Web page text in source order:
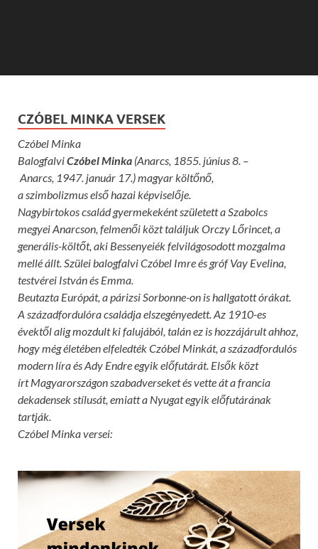
CZÓBEL MINKA VERSEK
Czóbel Minka
BalogfalviCzóbel Minka (Anarcs, 1855. június 8. –
Anarcs, 1947. január 17.) magyar költőnő,
a szimbolizmus első hazai képviselője.
Nagybirtokos család gyermekeként született a Szabolcs
megyei Anarcson, felmenői közt találjuk Orczy Lőrincet, a
generális-költőt, aki Bessenyeiék felvilágosodott mozgalma
mellé állt. Szülei balogfalvi Czóbel Imre és gróf Vay Evelina,
testvérei István és Emma.
Beutazta Európát, a párizsi Sorbonne-on is hallgatott órákat.
A századfordulóra családja elszegényedett. Az 1910-es
évektől alig mozdult ki falujából, talán ez is hozzájárult ahhoz,
hogy még életében elfeledték Czóbel Minkát, a századfordulós
modern líra és Ady Endre egyik előfutárát. Elsők közt
írt Magyarországon szabadverseket és vette át a francia
dekadensek stílusát, emiatt a Nyugat egyik előfutárának
tartják.
Czóbel Minka versei: